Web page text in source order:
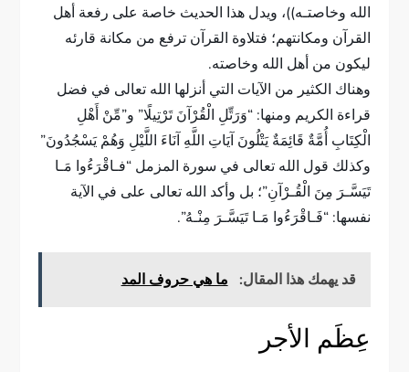
الله وخاصتـه))، ويدل هذا الحديث خاصة على رفعة أهل
القرآن ومكانتهم؛ فتلاوة القرآن ترفع من مكانة قارئه
ليكون من أهل الله وخاصته.
وهناك الكثير من الآيات التي أنزلها الله تعالى في فضل
قراءة الكريم ومنها: “وَرَتِّلِ الْقُرْآنَ تَرْتِيلًا” و”مِّنْ أَهْلِ
الْكِتَابِ أُمَّةٌ قَائِمَةٌ يَتْلُونَ آيَاتِ اللَّهِ آنَاءَ اللَّيْلِ وَهُمْ يَسْجُدُونَ”
وكذلك قول الله تعالى في سورة المزمل “فـاقْرَءُوا مَـا
تَيَسَّـرَ مِنَ الْقُـرْآنِ”؛ بل وأكد الله تعالى على في الآية
نفسها: “فَـاقْرَءُوا مَـا تَيَسَّـرَ مِنْـهُ”.
قد يهمك هذا المقال: ما هي حروف المد
عِظَم الأجر